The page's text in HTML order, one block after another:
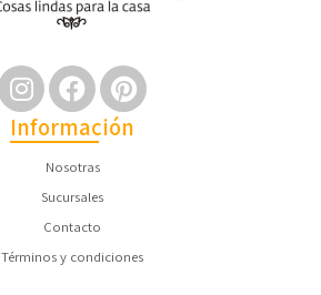
Información
Nosotras
Sucursales
Contacto
Términos y condiciones